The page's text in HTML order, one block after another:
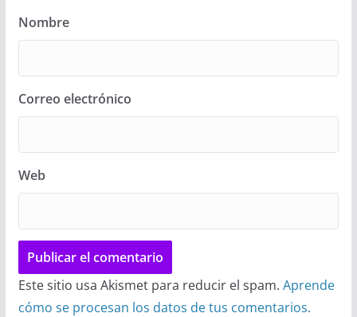
Nombre
Correo electrónico
Web
Este sitio usa Akismet para reducir el spam. Aprende
cómo se procesan los datos de tus comentarios.